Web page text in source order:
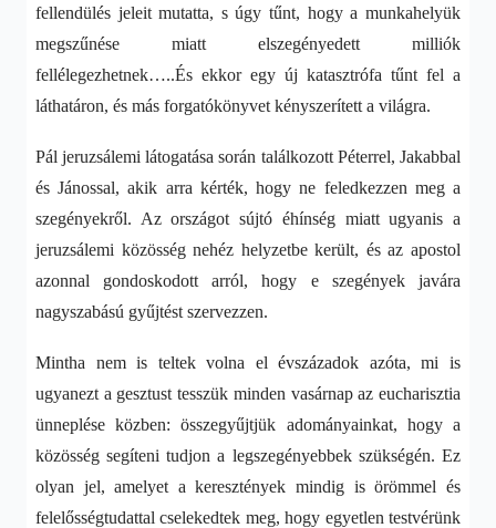
fellendülés jeleit mutatta, s úgy tűnt, hogy a munkahelyük
megszűnése miatt elszegényedett milliók
fellélegezhetnek…..És ekkor egy új katasztrófa tűnt fel a
láthatáron, és más forgatókönyvet kényszerített a világra.
Pál jeruzsálemi látogatása során találkozott Péterrel, Jakabbal
és Jánossal, akik arra kérték, hogy ne feledkezzen meg a
szegényekről. Az országot sújtó éhínség miatt ugyanis a
jeruzsálemi közösség nehéz helyzetbe került, és az apostol
azonnal gondoskodott arról, hogy e szegények javára
nagyszabású gyűjtést szervezzen.
Mintha nem is teltek volna el évszázadok azóta, mi is
ugyanezt a gesztust tesszük minden vasárnap az eucharisztia
ünneplése közben: összegyűjtjük adományainkat, hogy a
közösség segíteni tudjon a legszegényebbek szükségén. Ez
olyan jel, amelyet a keresztények mindig is örömmel és
felelősségtudattal cselekedtek meg, hogy egyetlen testvérünk